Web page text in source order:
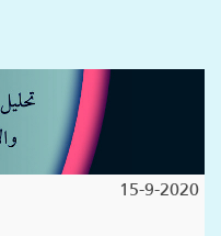
15-9-2020